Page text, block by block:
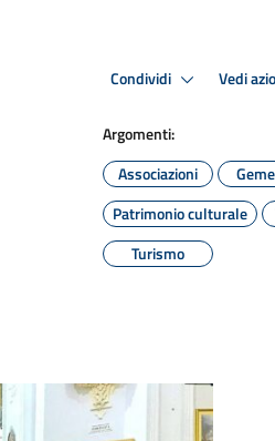
Condividi Vedi
Argomenti:
Associazioni
Patrimonio culturale
Turismo